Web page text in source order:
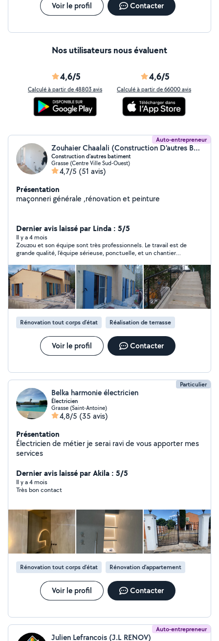
Voir le profil Contacter
Nos utilisateurs nous évaluent
4,6/5
Calculé à partir de 48803 avis
4,6/5
Calculé à partir de 66000 avis
Auto-entrepreneur
Zouhaier Chaalali (Construction D'autres Bâtiments)
Construction d'autres batiment
Grasse (Centre Ville Sud-Ouest)
4,7/5 (51 avis)
Présentation
maçonneri générale ,rénovation et peinture
Dernier avis laissé par Linda : 5/5
Il y a 4 mois
Zouzou et son équipe sont très professionnels. Le travail est de
grande qualité, l’équipe sérieuse, ponctuelle, et un chantier
Rénovation tout corps d’état Réalisation de terrasse
Voir le profil Contacter
Particulier
Belka harmonie électricien
Électricien
Grasse (Saint-Antoine)
4,8/5 (35 avis)
Présentation
Électricien de métier je serai ravi de vous apporter mes
services
Dernier avis laissé par Akila : 5/5
Il y a 4 mois
Très bon contact
Rénovation tout corps d’état Rénovation d'appartement
Voir le profil Contacter
Auto-entrepreneur
Julien Lefrancois (J.L RENOV)